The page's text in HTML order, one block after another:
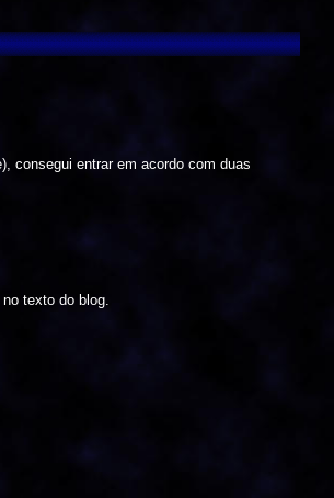
consegui entrar em acordo com duas
texto do blog.